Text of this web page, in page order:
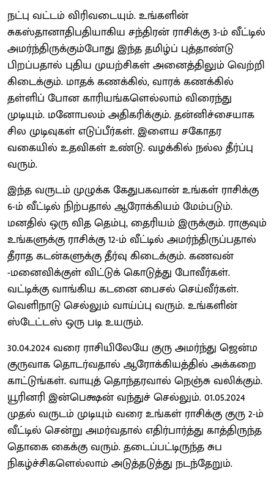
நட்பு வட்டம் விரிவடையும். உங்களின்
சுகஸ்தானாதிபதியாகிய சந்திரன் ராசிக்கு 3-ம் வீட்டில்
அமர்ந்திருக்கும்போது இந்த தமிழ்ப் புத்தாண்டு
பிறப்பதால் புதிய முயற்சிகள் அனைத்திலும் வெற்றி
கிடைக்கும். மாதக் கணக்கில், வாரக் கணக்கில்
தள்ளிப் போன காரியங்களெல்லாம் விரைந்து
முடியும். மனோபலம் அதிகரிக்கும். தன்னிச்சையாக
சில முடிவுகள் எடுப்பீர்கள். இளைய சகோதர
வகையில் உதவிகள் உண்டு. வழக்கில் நல்ல தீர்ப்பு
வரும்.
இந்த வருடம் முழுக்க கேதுபகவான் உங்கள் ராசிக்கு
6-ம் வீட்டில் நிற்பதால் ஆரோக்கியம் மேம்படும்.
மனதில் ஒரு வித தெம்பு, தைரியம் இருக்கும். ராகுவும்
உங்களுக்கு ராசிக்கு 12-ம் வீட்டில் அமர்ந்திருப்பதால்
தீராத கடன்களுக்கு தீர்வு கிடைக்கும். கணவன்
-மனைவிக்குள் விட்டுக் கொடுத்து போவீர்கள்.
வட்டிக்கு வாங்கிய கடனை பைசல் செய்வீர்கள்.
வெளிநாடு செல்லும் வாய்ப்பு வரும். உங்களின்
ஸ்டேட்டஸ் ஒரு படி உயரும்.
30.04.2024 வரை ராசியிலேயே குரு அமர்ந்து ஜென்ம
குருவாக தொடர்வதால் ஆரோக்கியத்தில் அக்கறை
காட்டுங்கள். வாயுத் தொந்தரவால் நெஞ்சு வலிக்கும்.
யூரினரி இன்பெக்ஷன் வந்துச் செல்லும். 01.05.2024
முதல் வருடம் முடியும் வரை உங்கள் ராசிக்கு குரு 2-ம்
வீட்டில் சென்று அமர்வதால் எதிர்பார்த்து காத்திருந்த
தொகை கைக்கு வரும். தடைப்பட்டிருந்த சுப
நிகழ்ச்சிகளெல்லாம் அடுத்தடுத்து நடந்தேறும்.